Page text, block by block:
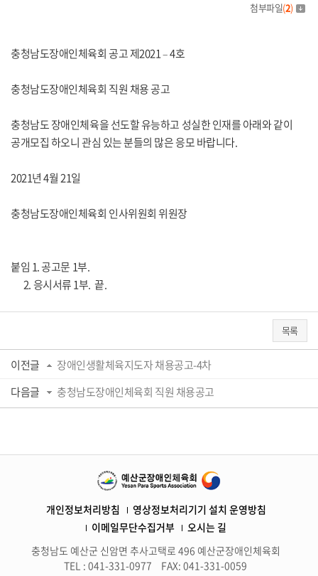
첨부파일(2)
충청남도장애인체육회 공고 제2021 – 4호
충청남도장애인체육회 직원 채용 공고
충청남도 장애인체육을 선도할 유능하고 성실한 인재를 아래와 같이
공개모집 하오니 관심 있는 분들의 많은 응모 바랍니다.
2021년 4월 21일
충청남도장애인체육회 인사위원회 위원장
붙임 1. 공고문 1부.
2. 응시서류 1부. 끝.
목록
이전글
장애인생활체육지도자 채용공고-4차
다음글
충청남도장애인체육회 직원 채용공고
개인정보처리방침
영상정보처리기기 설치 운영방침
이메일무단수집거부
오시는 길
충청남도 예산군 신암면 추사고택로 496 예산군장애인체육회
TEL : 041-331-0977
FAX: 041-331-0059